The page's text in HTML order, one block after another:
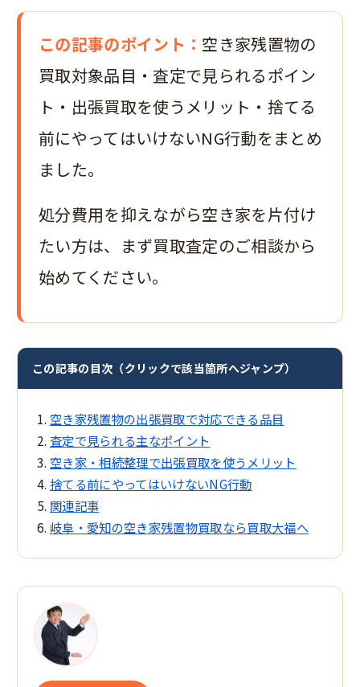
この記事のポイント： 空き家残置物の
買取対象品目・査定で見られるポイン
ト・出張買取を使うメリット・捨てる
前にやってはいけないNG行動をまとめ
ました。
処分費用を抑えながら空き家を片付け
たい方は、まず買取査定のご相談から
始めてください。
この記事の目次（クリックで該当箇所へジャンプ）
空き家残置物の出張買取で対応できる品目
査定で見られる主なポイント
空き家・相続整理で出張買取を使うメリット
捨てる前にやってはいけないNG行動
関連記事
岐阜・愛知の空き家残置物買取なら買取大福へ